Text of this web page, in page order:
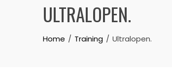
ULTRALOPEN.
Home Training Ultralopen.